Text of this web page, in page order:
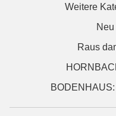
Weitere
Raus